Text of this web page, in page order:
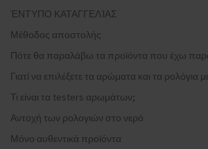
ΈΝΤΥΠΟ ΚΑΤΑΓΓΕΛΊΑΣ
Μέθοδος αποστολής
Πότε θα παραλάβω τα προϊόντα που έχω
Γιατί να επιλέξετε τα αρώματα και τα ρολόγια
Τι είναι τα testers αρωμάτων;
Αντοχή των ρολογιών στο νερό
Μόνο αυθεντικά προϊόντα